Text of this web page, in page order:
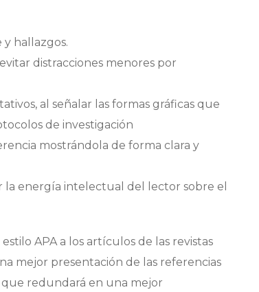
hallazgos.
distracciones menores por
al señalar las formas gráficas que
de investigación
mostrándola de forma clara y
la energía intelectual del lector sobre el
APA a los artículos de las revistas
mejor presentación de las referencias
redundará en una mejor